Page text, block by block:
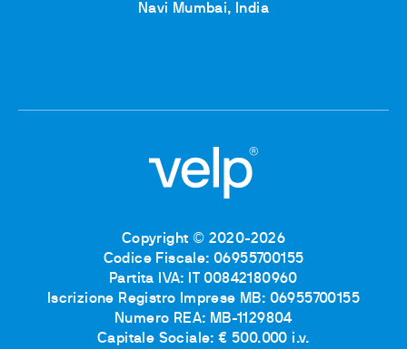
Navi Mumbai, India
Copyright © 2020-2026
Codice Fiscale: 06955700155
Partita IVA: IT 00842180960
Iscrizione Registro Imprese MB: 06955700155
Numero REA: MB-1129804
Capitale Sociale: € 500.000 i.v.